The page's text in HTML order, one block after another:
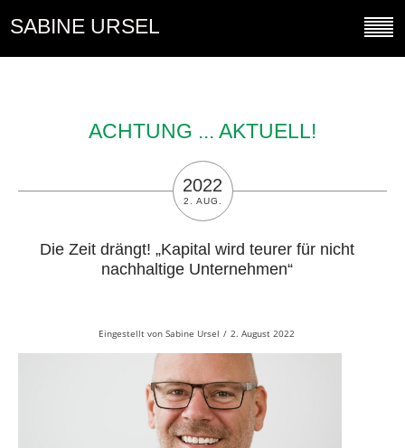
SABINE URSEL
ACHTUNG ... AKTUELL!
2022
2. AUG.
Die Zeit drängt! „Kapital wird teurer für nicht
nachhaltige Unternehmen“
Eingestellt vonSabine Ursel / 2. August 2022